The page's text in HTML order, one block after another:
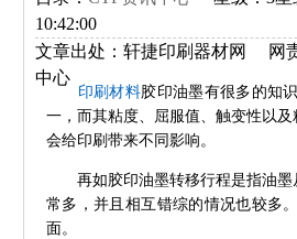
10:42:00
文章出处： 轩捷印刷器材网 网
中心
印刷材料胶印油墨有很多的知
一，而其粘度、屈服值、触变性以
会给印刷带来不同影响。
再如胶印油墨转移行程是指油
常多，并且相互错综的情况也较多
面。